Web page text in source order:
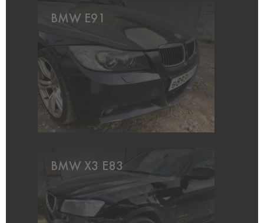
BMW E91
BMW X3 E83